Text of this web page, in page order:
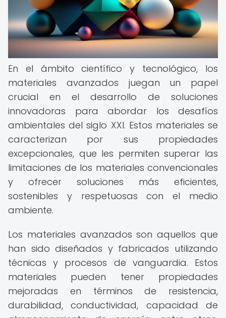
En el ámbito científico y tecnológico, los
materiales avanzados juegan un papel
crucial en el desarrollo de soluciones
innovadoras para abordar los desafíos
ambientales del siglo XXI. Estos materiales se
caracterizan por sus propiedades
excepcionales, que les permiten superar las
limitaciones de los materiales convencionales
y ofrecer soluciones más eficientes,
sostenibles y respetuosas con el medio
ambiente.
Los materiales avanzados son aquellos que
han sido diseñados y fabricados utilizando
técnicas y procesos de vanguardia. Estos
materiales pueden tener propiedades
mejoradas en términos de resistencia,
durabilidad, conductividad, capacidad de